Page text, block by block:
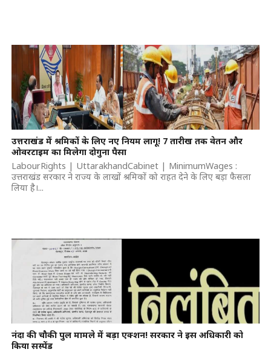
उत्तराखंड में श्रमिकों के लिए नए नियम लागू! 7 तारीख तक वेतन और
ओवरटाइम का मिलेगा दोगुना पैसा
LabourRights | UttarakhandCabinet | MinimumWages :
उत्तराखंड सरकार ने राज्य के लाखों श्रमिकों को राहत देने के लिए बड़ा फैसला
लिया है।...
नंदा की चौकी पुल मामले में बड़ा एक्शन! सरकार ने इस अधिकारी को
किया सस्पेंड